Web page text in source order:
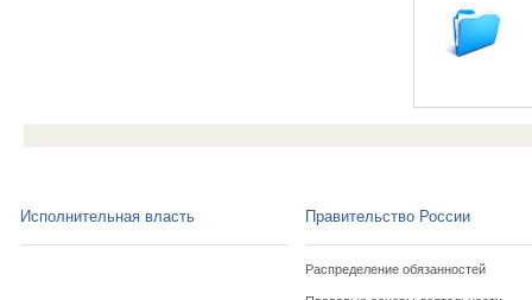
Исполнительная власть Правительство России
Распределение обязанностей